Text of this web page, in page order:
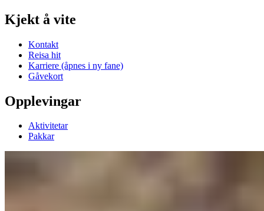
Kjekt å vite
Kontakt
Reisa hit
Karriere (åpnes i ny fane)
Gåvekort
Opplevingar
Aktivitetar
Pakkar